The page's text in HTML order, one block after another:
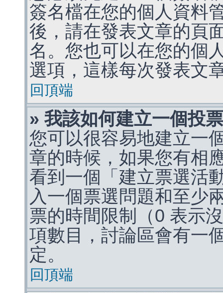
簽名檔在您的個人資料
後，請在發表文章的頁
名。您也可以在您的個
選項，這樣每次發表文
回頂端
» 我該如何建立一個投
您可以很容易地建立一
章的時候，如果您有相
看到一個「建立票選活
入一個票選問題和至少
票的時間限制（0 表示
項數目，討論區會有一
定。
回頂端